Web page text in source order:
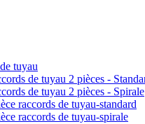
tuyau
de tuyau 2 pièces -
de tuyau 2 pièces - Spirale
raccords de tuyau-standard
raccords de tuyau-spirale